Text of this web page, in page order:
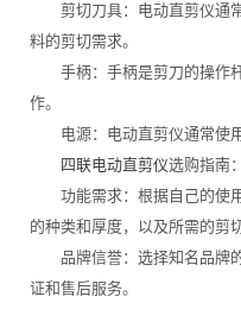
剪切刀具：电动直剪仪通常
料的剪切需求。
手柄：手柄是剪刀的操作杆
作。
电源：电动直剪仪通常使用
四联电动直剪仪选购指南：
功能需求：根据自己的使用
的种类和厚度，以及所需的剪
品牌信誉：选择知名品牌的
证和售后服务。